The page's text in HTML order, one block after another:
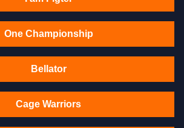
One Championship
Bellator
Cage Warriors